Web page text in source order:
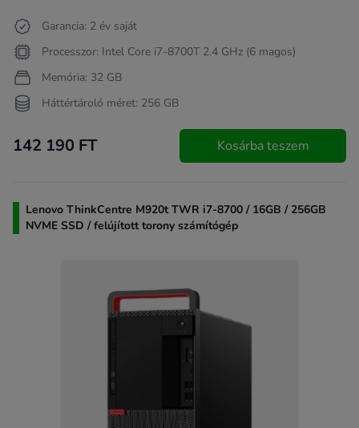
Garancia: 2 év saját
Processzor: Intel Core i7-8700T 2.4 GHz (6 magos)
Memória: 32 GB
Háttértároló méret: 256 GB
142 190 FT Kosárba teszem
Lenovo ThinkCentre M920t TWR i7-8700 / 16GB / 256GB
NVME SSD / felújított torony számítógép